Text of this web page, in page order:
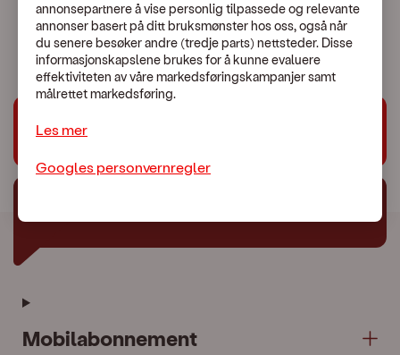
Trenger du hjelp?
Mobilabonnement
annonsepartnere å vise personlig tilpassede og relevante
annonser basert på ditt bruksmønster hos oss, også når
du senere besøker andre (tredje parts) nettsteder. Disse
informasjonskapslene brukes for å kunne evaluere
effektiviteten av våre markedsføringskampanjer samt
målrettet markedsføring.
Les mer
Googles personvernregler